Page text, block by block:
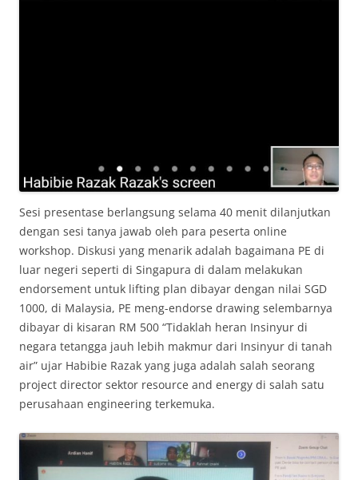
Sesi presentase berlangsung selama 40 menit dilanjutkan
dengan sesi tanya jawab oleh para peserta online
workshop. Diskusi yang menarik adalah bagaimana PE di
luar negeri seperti di Singapura di dalam melakukan
endorsement untuk lifting plan dibayar dengan nilai SGD
1000, di Malaysia, PE meng-endorse drawing selembarnya
dibayar di kisaran RM 500 “Tidaklah heran Insinyur di
negara tetangga jauh lebih makmur dari Insinyur di tanah
air” ujar Habibie Razak yang juga adalah salah seorang
project director sektor resource and energy di salah satu
perusahaan engineering terkemuka.